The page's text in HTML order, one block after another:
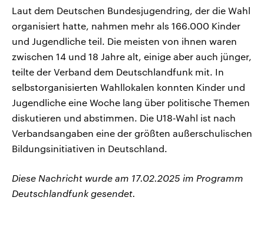
Laut dem Deutschen Bundesjugendring, der die Wahl
organisiert hatte, nahmen mehr als 166.000 Kinder
und Jugendliche teil. Die meisten von ihnen waren
zwischen 14 und 18 Jahre alt, einige aber auch jünger,
teilte der Verband dem Deutschlandfunk mit. In
selbstorganisierten Wahllokalen konnten Kinder und
Jugendliche eine Woche lang über politische Themen
diskutieren und abstimmen. Die U18-Wahl ist nach
Verbandsangaben eine der größten außerschulischen
Bildungsinitiativen in Deutschland.
Diese Nachricht wurde am 17.02.2025 im Programm
Deutschlandfunk gesendet.